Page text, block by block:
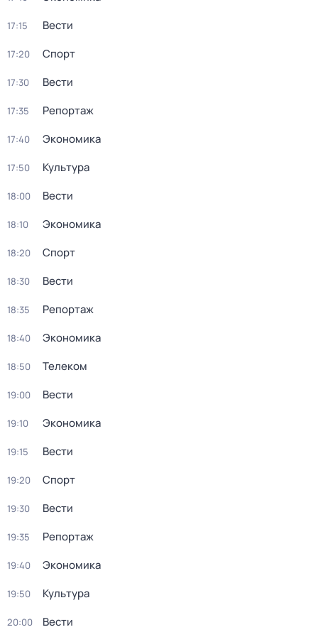
17:15 Вести
17:20 Спорт
17:30 Вести
17:35 Репортаж
17:40 Экономика
17:50 Культура
18:00 Вести
18:10 Экономика
18:20 Спорт
18:30 Вести
18:35 Репортаж
18:40 Экономика
18:50 Телеком
19:00 Вести
19:10 Экономика
19:15 Вести
19:20 Спорт
19:30 Вести
19:35 Репортаж
19:40 Экономика
19:50 Культура
20:00 Вести